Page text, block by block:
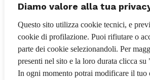
Diamo valore alla tua
Questo sito utilizza cookie tecnici, e
cookie di profilazione. Puoi rifiutare o
parte dei cookie selezionandoli. Per
presenti nel sito e la loro durata clicca
In ogni momento potrai modificare il tuo